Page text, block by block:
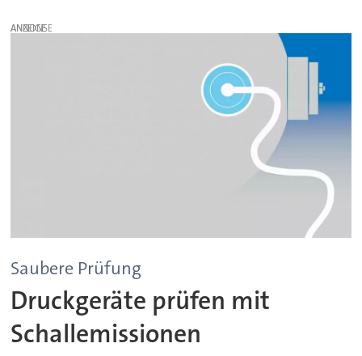
ANZEIGE
Saubere Prüfung
Druckgeräte prüfen mit
Schallemissionen